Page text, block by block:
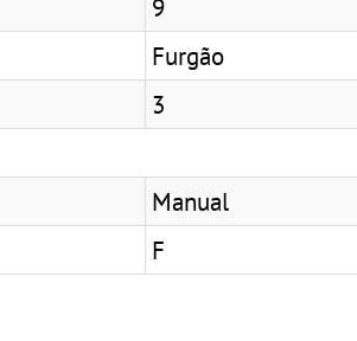
Furgão
3
Manual
F